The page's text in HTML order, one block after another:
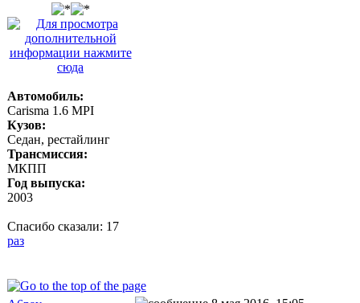
Автомобиль:
Carisma 1.6 MPI
Кузов:
Седан, рестайлинг
Трансмиссия:
МКПП
Год выпуска:
2003
Спасибо сказали: 17
раз